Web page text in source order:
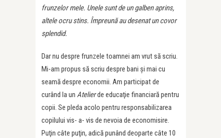
frunzelor mele. Unele sunt de un galben aprins,
altele ocru stins. Împreună au desenat un covor
splendid.
Dar nu despre frunzele toamnei am vrut să scriu.
Mi-am propus să scriu despre bani şi mai cu
seamă despre economii. Am participat de
curând la un Atelierde educaţie financiară pentru
copii. Se pleda acolo pentru responsabilizarea
copilului vis- a- vis de nevoia de economisire.
Puţin câte puţin, adică punând deoparte câte 10